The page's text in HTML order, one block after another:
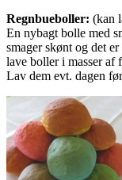
Regnbueboller: (kan
En nybagt bolle med
smager skønt og det
lave boller i masser af
Lav dem evt. dagen